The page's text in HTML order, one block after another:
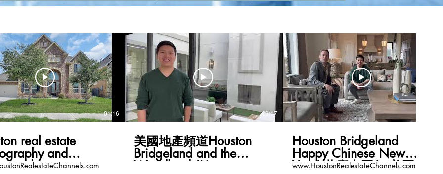
01:16
real estate
and
00:17
美國地產頻道Houston
Bridgeland and the
Woodlands!Happy
Houston Bridgeland
Happy Chinese New
Year! 共慶中國年 美國地
www.HoustonRealestateChannels.com